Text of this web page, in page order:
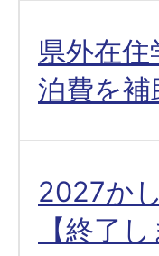
県外在
泊費を
2027か
【終了